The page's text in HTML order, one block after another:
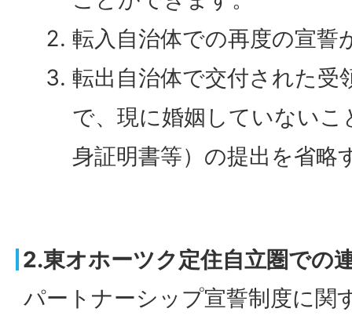
転入自治体での再度の宣誓
転出自治体で交付された受
で、現に婚姻していないこ
身証明書等）の提出を省略
2.東オホーツク定住自立圏での
パートナーシップ宣誓制度に関